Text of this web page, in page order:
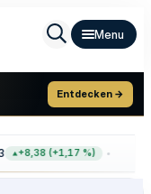
Entdecken →
+8,38 (+1,17 %)